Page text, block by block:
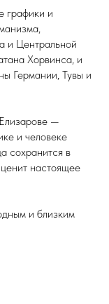
графики и
и Центральной
Хорвинса, и
Германии, Тувы и
—
и человеке
сохранится в
настоящее
и близким